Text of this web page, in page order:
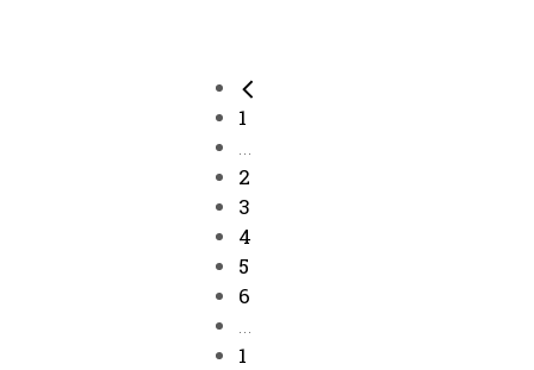
1
...
2
3
4
5
6
...
1